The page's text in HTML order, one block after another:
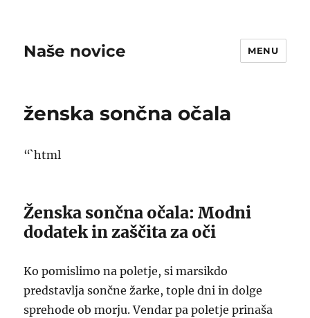
Naše novice MENU
ženska sončna očala
“`html
Ženska sončna očala: Modni
dodatek in zaščita za oči
Ko pomislimo na poletje, si marsikdo
predstavlja sončne žarke, tople dni in dolge
sprehode ob morju. Vendar pa poletje prinaša